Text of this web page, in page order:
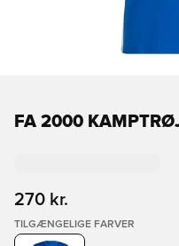
FA 2000
270 kr.
TILGÆNGELIGE FARVER